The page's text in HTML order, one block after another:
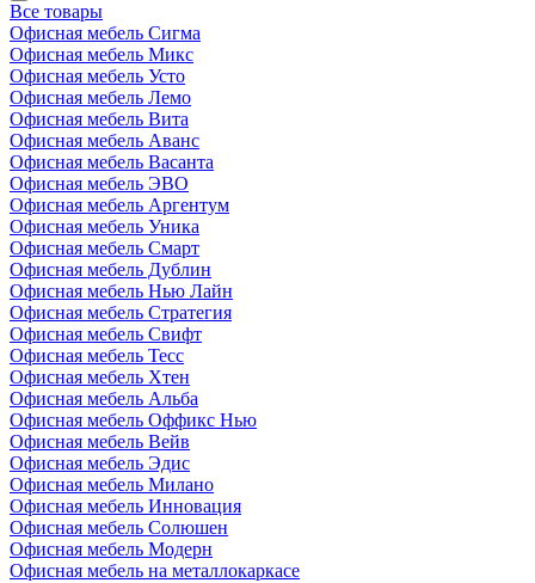
Все товары
Офисная мебель Сигма
Офисная мебель Микс
Офисная мебель Усто
Офисная мебель Лемо
Офисная мебель Вита
Офисная мебель Аванс
Офисная мебель Васанта
Офисная мебель ЭВО
Офисная мебель Аргентум
Офисная мебель Уника
Офисная мебель Смарт
Офисная мебель Дублин
Офисная мебель Нью Лайн
Офисная мебель Стратегия
Офисная мебель Свифт
Офисная мебель Тесс
Офисная мебель Хтен
Офисная мебель Альба
Офисная мебель Оффикс Нью
Офисная мебель Вейв
Офисная мебель Эдис
Офисная мебель Милано
Офисная мебель Инновация
Офисная мебель Солюшен
Офисная мебель Модерн
Офисная мебель на металлокаркасе